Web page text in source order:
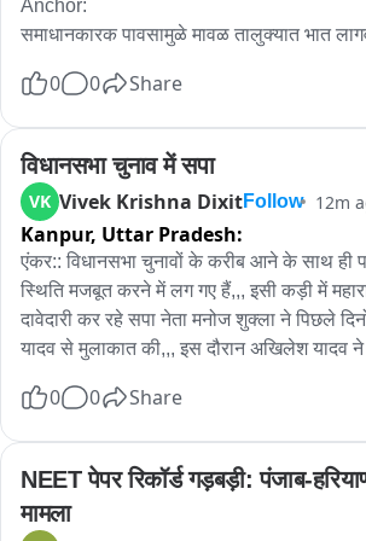
Anchor:
समाधानकारक पावसामुळे मावळ तालुक्यात भात
आगार म्हणून ओळखल्या जाणाऱ्या मावळमध्ये
पावसाची साथ... चिखलात राबणारे शेतकरी... आणि
मनमोहक चित्र सध्या मावळ तालुक्यात पहायला
लावणीचा प्रत्यक्ष शेतात उतरून आढावा घेतलाय
राजापूरकर यांनी....
0 0 Share
विधानसभा चुनाव में सपा
VK Vivek Krishna DixitFollow 12m
Kanpur, Uttar Pradesh:
एंकर:: विधानसभा चुनावों के करीब आने के साथ ही
स्थिति मजबूत करने में लग गए हैं,,, इसी कड़ी में
दावेदारी कर रहे सपा नेता मनोज शुक्ला ने पिछले
यादव से मुलाकात की,,, इस दौरान अखिलेश यादव ने
भाजपा सरकार पर ब्राह्मण समाज के साथ न्याय न
है, इसका बदला ब्राह्मण समाज अब विधानसभा
यादव के पीडीए में पी से पंडित वाले बयान पर उन्होंने
का उदाहरण भी दिया,,, महाराजपुर विधानसभा की
0 0 Share
NEET पेपर रिकॉर्ड गड़बड़ी: पंजाब-
मामला